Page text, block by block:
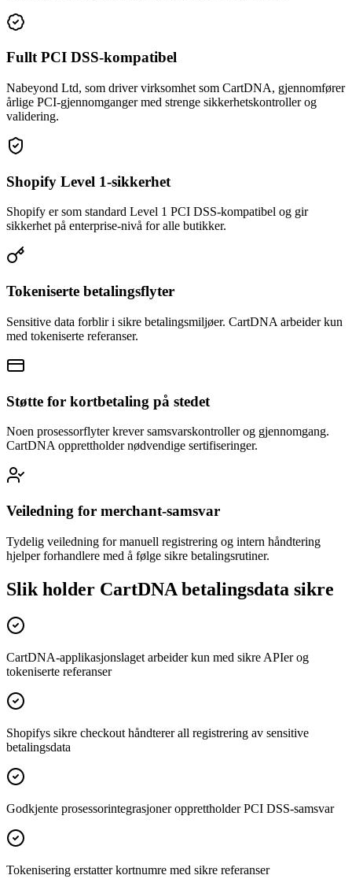
Fullt PCI DSS-kompatibel
Nabeyond Ltd, som driver virksomhet som CartDNA, gjennomfører
årlige PCI-gjennomganger med strenge sikkerhetskontroller og
validering.
Shopify Level 1-sikkerhet
Shopify er som standard Level 1 PCI DSS-kompatibel og gir
sikkerhet på enterprise-nivå for alle butikker.
Tokeniserte betalingsflyter
Sensitive data forblir i sikre betalingsmiljøer. CartDNA arbeider kun
med tokeniserte referanser.
Støtte for kortbetaling på stedet
Noen prosessorflyter krever samsvarskontroller og gjennomgang.
CartDNA opprettholder nødvendige sertifiseringer.
Veiledning for merchant-samsvar
Tydelig veiledning for manuell registrering og intern håndtering
hjelper forhandlere med å følge sikre betalingsrutiner.
Slik holder CartDNA betalingsdata sikre
CartDNA-applikasjonslaget arbeider kun med sikre APIer og
tokeniserte referanser
Shopifys sikre checkout håndterer all registrering av sensitive
betalingsdata
Godkjente prosessorintegrasjoner opprettholder PCI DSS-samsvar
Tokenisering erstatter kortnumre med sikre referanser